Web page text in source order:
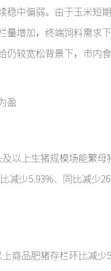
稳中偏弱。由于玉米短
量增加，终端饲料需求
仍较宽松背景下，市内
盈
以上生猪规模场能繁母
减少5.93%、同比减少
商品肥猪存栏环比减少